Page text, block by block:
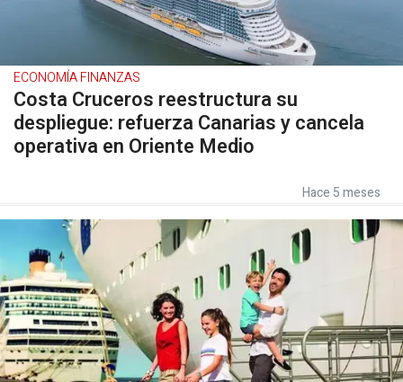
ECONOMÍA FINANZAS
Costa Cruceros reestructura su
despliegue: refuerza Canarias y cancela
operativa en Oriente Medio
Hace 5 meses